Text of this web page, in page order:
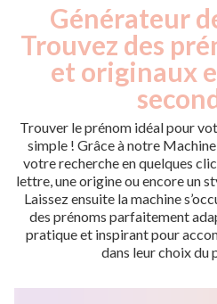
Générateur
Trouvez des
et originaux
Trouver le prénom idéal pour
simple ! Grâce à notre
votre recherche en quelques
lettre, une origine ou encore un
Laissez ensuite la machine
des prénoms parfaitement
pratique et inspirant pour
dans leur choix du